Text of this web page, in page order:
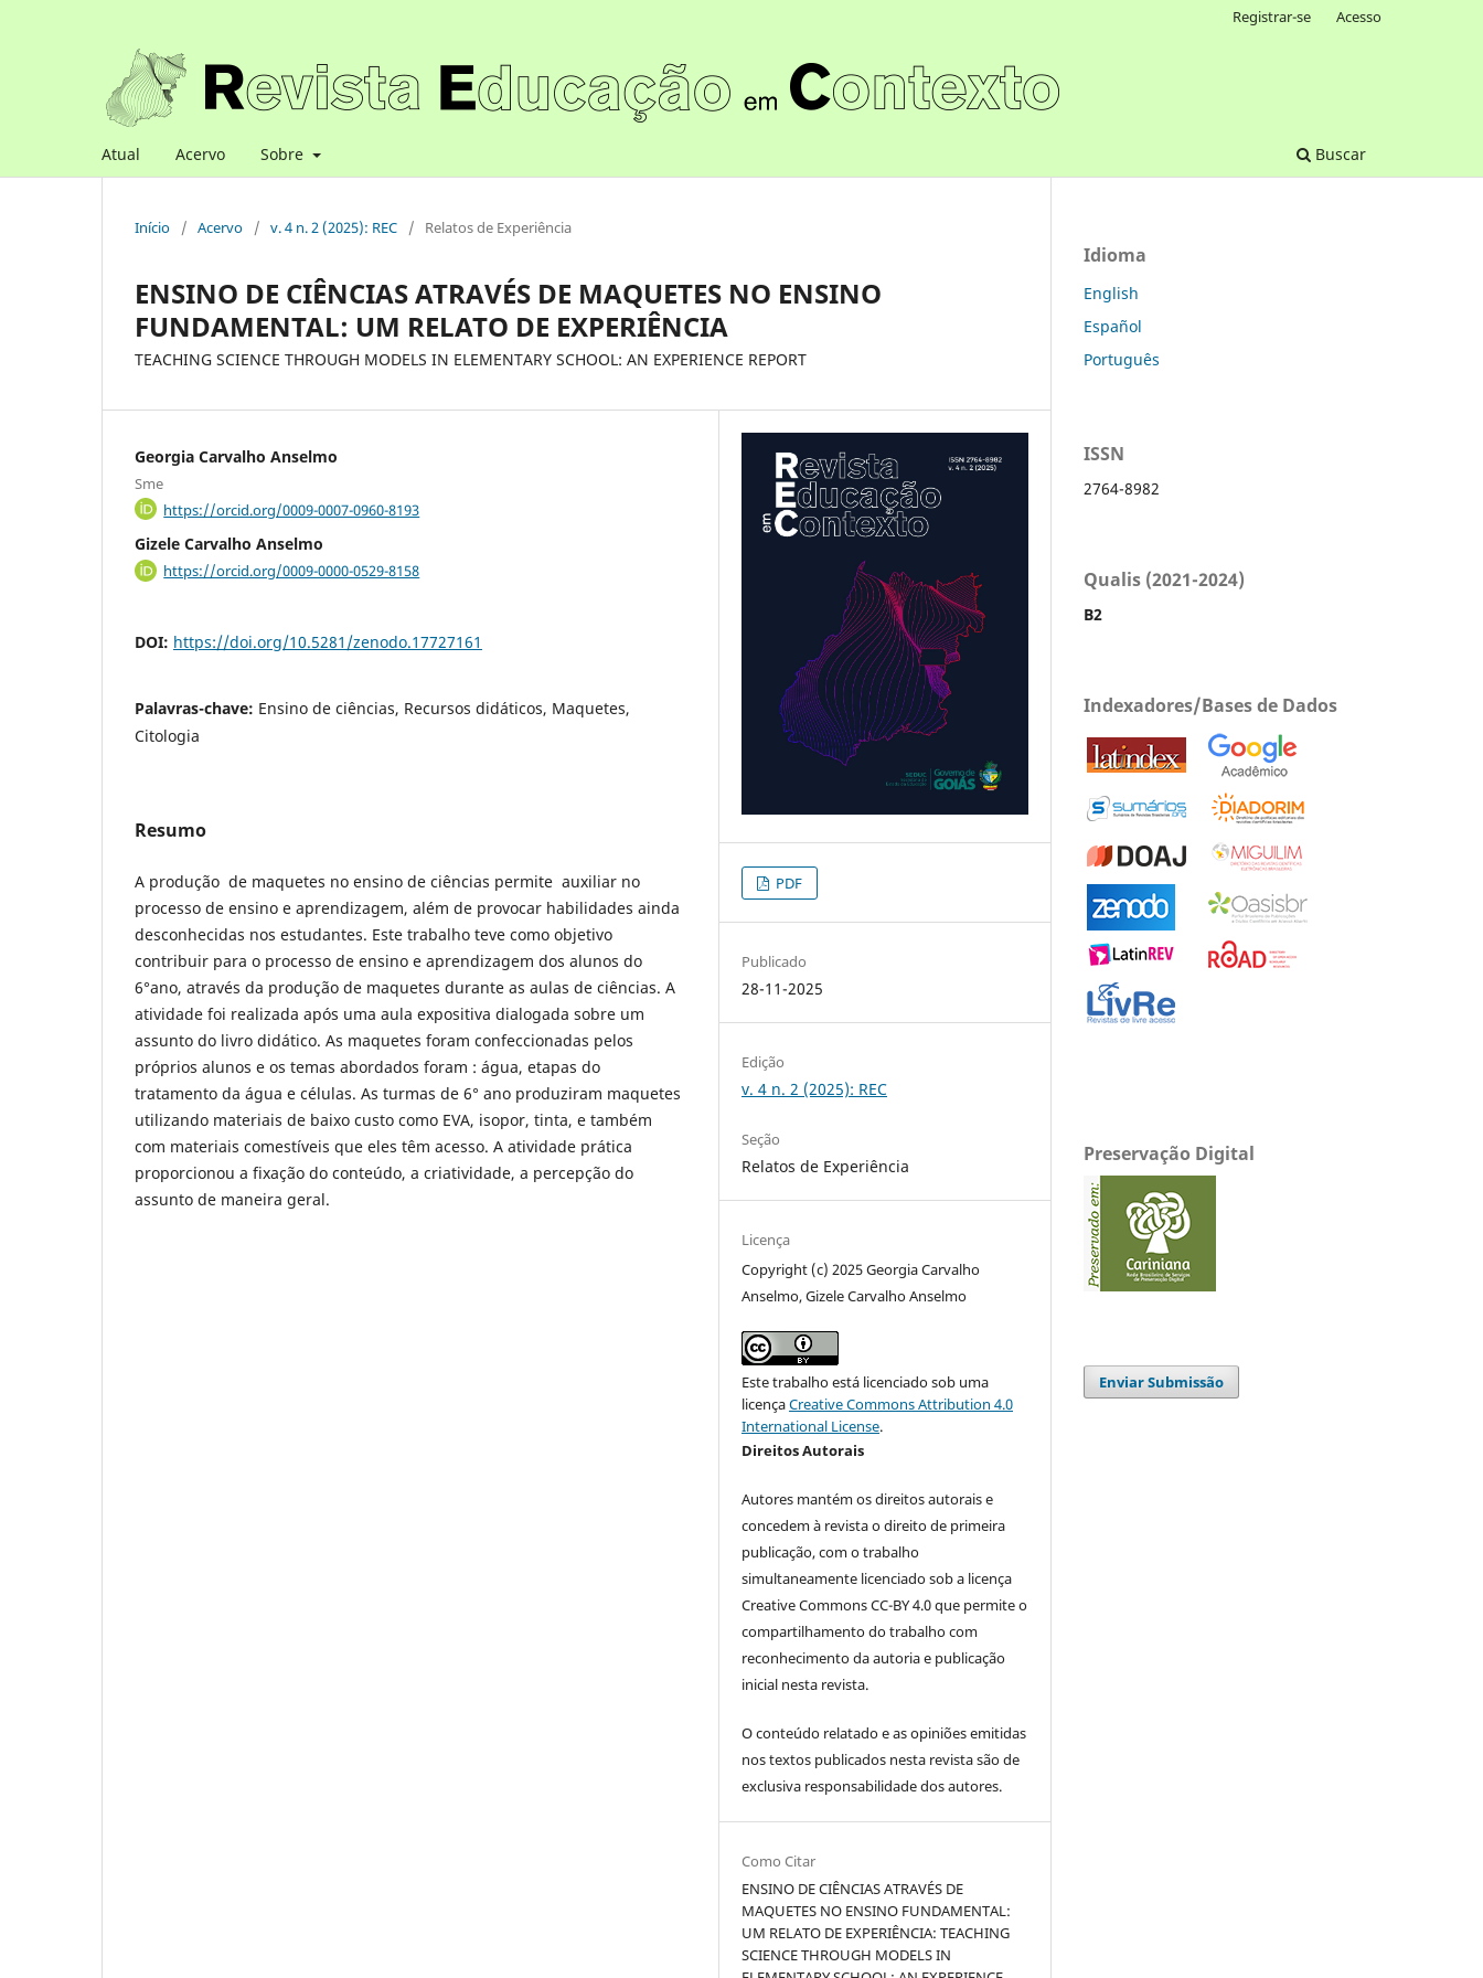
Atual Acervo Sobre Buscar
Registrar-se Acesso
Início / Acervo / v. 4 n. 2 (2025): REC / Relatos de Experiência
ENSINO DE CIÊNCIAS ATRAVÉS DE MAQUETES NO ENSINO
FUNDAMENTAL: UM RELATO DE EXPERIÊNCIA
TEACHING SCIENCE THROUGH MODELS IN ELEMENTARY SCHOOL: AN EXPERIENCE REPORT
Georgia Carvalho Anselmo
Sme
https://orcid.org/0009-0007-0960-8193
Gizele Carvalho Anselmo
https://orcid.org/0009-0000-0529-8158
DOI: https://doi.org/10.5281/zenodo.17727161
Palavras-chave: Ensino de ciências, Recursos didáticos, Maquetes,
Citologia
Resumo
A produção de maquetes no ensino de ciências permite auxiliar no
processo de ensino e aprendizagem, além de provocar habilidades ainda
desconhecidas nos estudantes. Este trabalho teve como objetivo
contribuir para o processo de ensino e aprendizagem dos alunos do
6°ano, através da produção de maquetes durante as aulas de ciências. A
atividade foi realizada após uma aula expositiva dialogada sobre um
assunto do livro didático. As maquetes foram confeccionadas pelos
próprios alunos e os temas abordados foram : água, etapas do
tratamento da água e células. As turmas de 6° ano produziram maquetes
utilizando materiais de baixo custo como EVA, isopor, tinta, e também
com materiais comestíveis que eles têm acesso. A atividade prática
proporcionou a fixação do conteúdo, a criatividade, a percepção do
assunto de maneira geral.
PDF
Publicado
28-11-2025
Edição
v. 4 n. 2 (2025): REC
Seção
Relatos de Experiência
Licença
Copyright (c) 2025 Georgia Carvalho
Anselmo, Gizele Carvalho Anselmo
Este trabalho está licenciado sob uma
licençaCreative Commons Attribution 4.0
International License.
Direitos Autorais
Autores mantém os direitos autorais e
concedem à revista o direito de primeira
publicação, com o trabalho
simultaneamente licenciado sob a licença
Creative Commons CC-BY 4.0 que permite o
compartilhamento do trabalho com
reconhecimento da autoria e publicação
inicial nesta revista.
O conteúdo relatado e as opiniões emitidas
nos textos publicados nesta revista são de
exclusiva responsabilidade dos autores.
Como Citar
ENSINO DE CIÊNCIAS ATRAVÉS DE
MAQUETES NO ENSINO FUNDAMENTAL:
UM RELATO DE EXPERIÊNCIA: TEACHING
SCIENCE THROUGH MODELS IN
Idioma
English
Español
Português
ISSN
2764-8982
Qualis (2021-2024)
B2
Indexadores/Bases de Dados
Preservação Digital
Enviar Submissão